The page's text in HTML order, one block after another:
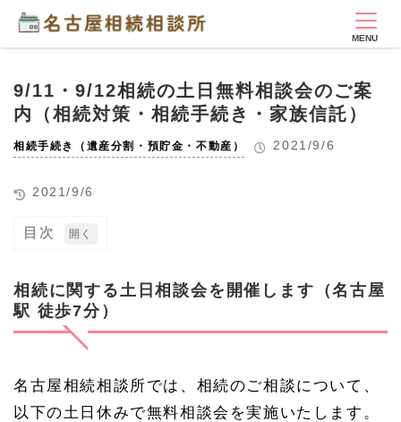
9/11・9/12相続の土日無料相談会のご案
内（相続対策・相続手続き・家族信託）
相続手続き（遺産分割・預貯金・不動産） 2021/9/6
2021/9/6
目次
に関
する
土日
相談
しま
（名
相続に関する土日相談会を開催します（名古屋
駅 徒歩7分）
名古屋相続相談所では、相続のご相談について、
以下の土日休みで無料相談会を実施いたします。